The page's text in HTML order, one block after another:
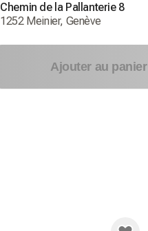
Chemin de la Pallanterie 8
1252 Meinier, Genève
Ajouter au panier